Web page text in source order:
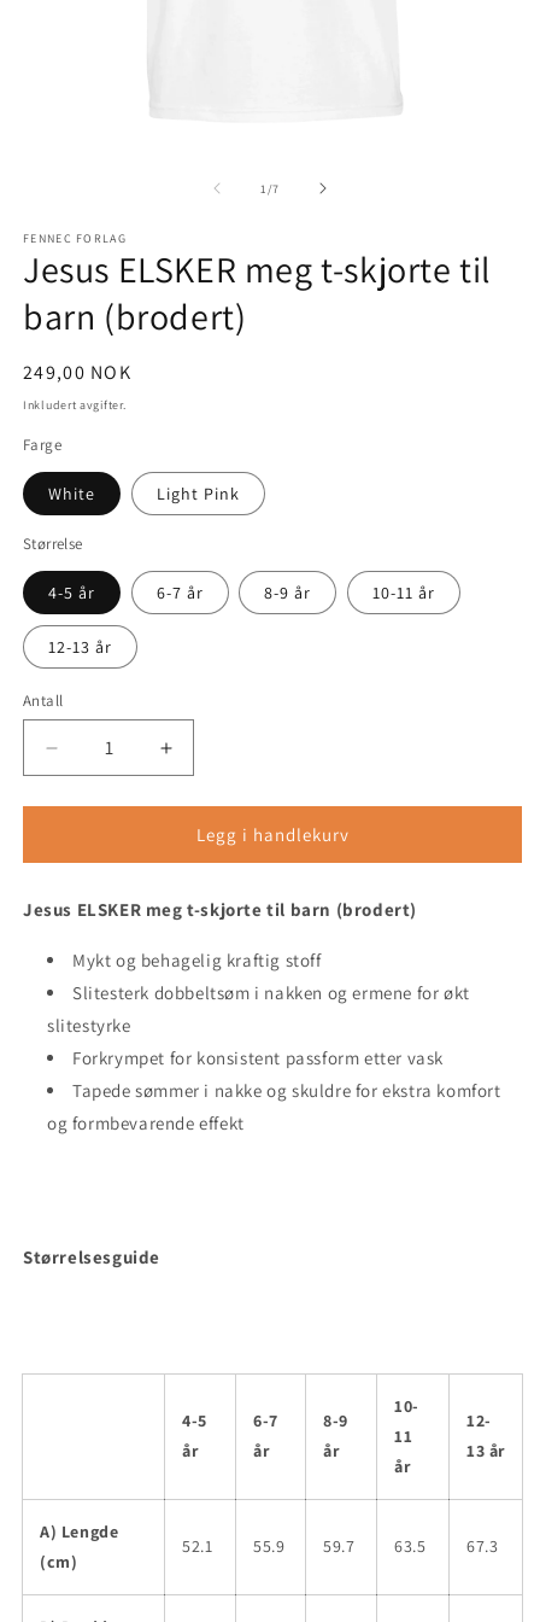
1/av
7
FENNEC FORLAG
Jesus ELSKER meg t-skjorte til
barn (brodert)
Vanlig
pris
249,00 NOK
Inkludert avgifter.
Farge
White Light Pink
Størrelse
4-5 år 6-7 år 8-9 år 10-11 år
12-13 år
Antall
Antall
antallet
for
ELSKER
t-
til
barn
Øk
antallet
for
Jesus
ELSKER
t-
til
barn
Legg i handlekurv
Jesus ELSKER meg t-skjorte til barn (brodert)
Mykt og behagelig kraftig stoff
Slitesterk dobbeltsøm i nakken og ermene for økt
slitestyrke
Forkrympet for konsistent passform etter vask
Tapede sømmer i nakke og skuldre for ekstra komfort
og formbevarende effekt
Størrelsesguide
4-5
år
6-7
år
8-9
år
10-
11
år
12-
13 år
A) Lengde
(cm)
52.1 55.9 59.7 63.5 67.3